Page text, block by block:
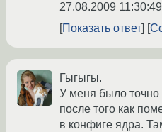
27.08.2009
Показать ответ
Гыгыгы.
У меня было точно
после того как
в конфиге ядра.